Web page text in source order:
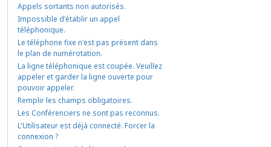
Appels sortants non autorisés.
Impossible d'établir un appel
téléphonique.
Le téléphone fixe n'est pas présent dans
le plan de numérotation.
La ligne téléphonique est coupée. Veuillez
appeler et garder la ligne ouverte pour
pouvoir appeler.
Remplir les champs obligatoires.
Les Conférenciers ne sont pas reconnus.
L'Utilisateur est déjà connecté. Forcer la
connexion ?